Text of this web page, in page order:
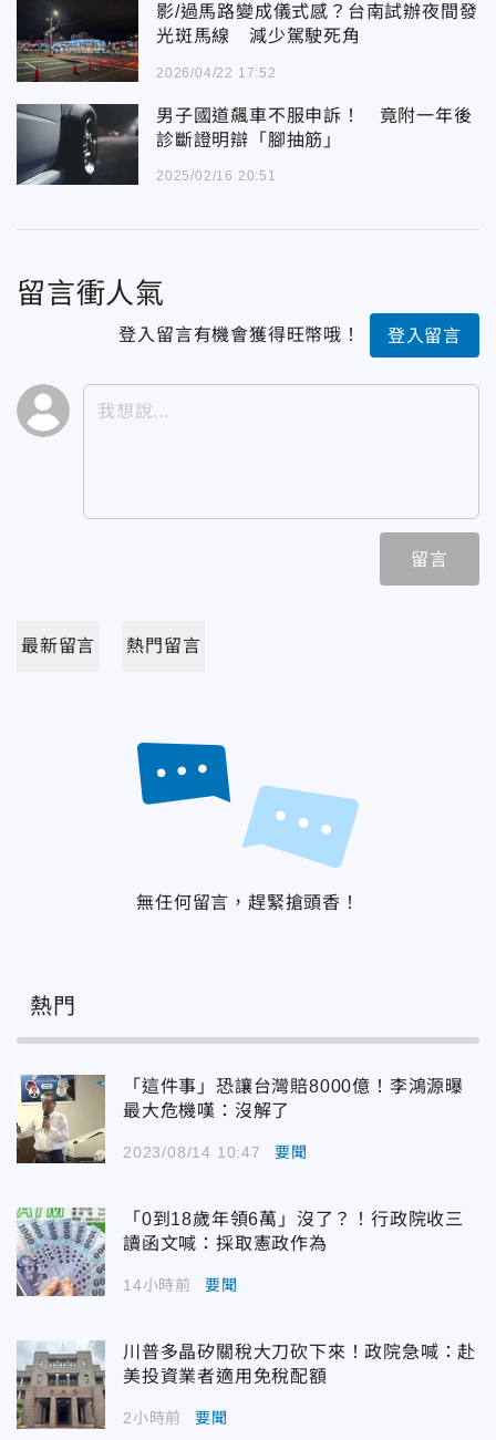
影/過馬路變成儀式感？台南試辦夜間發
光斑馬線 減少駕駛死角
2026/04/22 17:52
男子國道飆車不服申訴！ 竟附一年後
診斷證明辯「腳抽筋」
2025/02/16 20:51
留言衝人氣
登入留言有機會獲得旺幣哦！ 登入留言
留言
最新留言 熱門留言
無任何留言，趕緊搶頭香！
熱門
「這件事」恐讓台灣賠8000億！李鴻源曝
最大危機嘆：沒解了
2023/08/14 10:47 要聞
「0到18歲年領6萬」沒了？！行政院收三
讀函文喊：採取憲政作為
14小時前 要聞
川普多晶矽關稅大刀砍下來！政院急喊：赴
美投資業者適用免稅配額
2小時前 要聞